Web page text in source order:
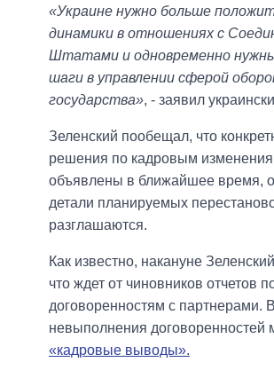
«Украине нужно больше
динамики в отношениях с
Штатами и одновременно
шаги в управлении сферой
государства», - заявил
Зеленский пообещал, что
решения по кадровым
объявлены в ближайшее время,
детали планируемых
разглашаются.
Как известно, накануне
что ждет от чиновников отчетов
договоренностям с партнерами.
невыполнения договоренностей
«кадровые выводы».